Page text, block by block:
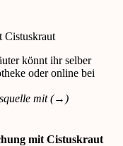
könnt ihr selber
oder online bei
mit (→)
mit Cistuskraut